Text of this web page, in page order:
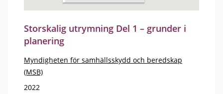
Storskalig utrymning Del 1 – grunder i
planering
Myndigheten för samhällsskydd och beredskap
(MSB)
2022